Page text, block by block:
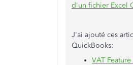
d'un fichier Excel
J'ai ajouté ces
QuickBooks:
VAT